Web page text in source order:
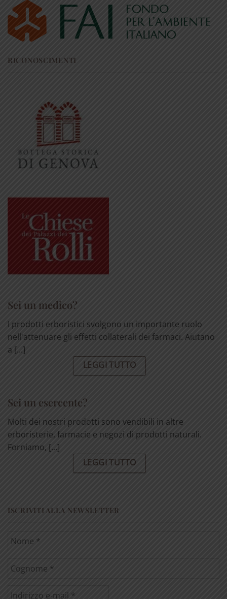
RICONOSCIMENTI
Sei un medico?
I prodotti erboristici svolgono un importante ruolo
nell'attenuare gli effetti collaterali dei farmaci. Aiutano
a [...]
LEGGI TUTTO
Sei un esercente?
Molti dei nostri prodotti sono vendibili in altre
erboristerie, farmacie e negozi di prodotti naturali.
Forniamo, [...]
LEGGI TUTTO
ISCRIVITI ALLA NEWSLETTER